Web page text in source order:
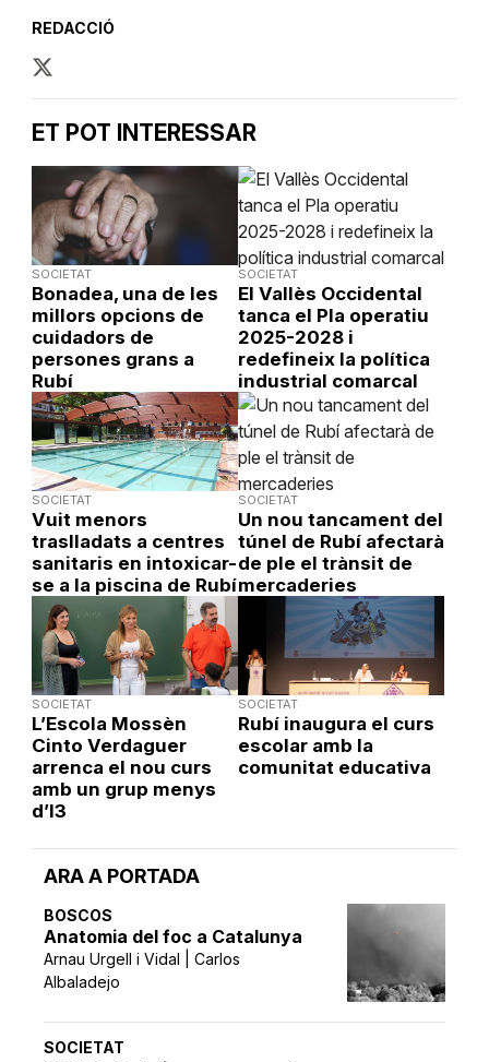
ARA A PORTADA
BOSCOS
Anatomia del foc a Catalunya
Arnau Urgell i Vidal | Carlos
Albaladejo
SOCIETAT
REDACCIÓ
ET POT INTERESSAR
SOCIETAT
Bonadea, una de les
millors opcions de
cuidadors de
persones grans a
Rubí
SOCIETAT
El Vallès Occidental
tanca el Pla operatiu
2025-2028 i
redefineix la política
industrial comarcal
SOCIETAT
Vuit menors
traslladats a centres
sanitaris en intoxicar-
se a la piscina de Rubí
SOCIETAT
Un nou tancament del
túnel de Rubí afectarà
de ple el trànsit de
mercaderies
SOCIETAT
L’Escola Mossèn
Cinto Verdaguer
arrenca el nou curs
amb un grup menys
d’I3
SOCIETAT
Rubí inaugura el curs
escolar amb la
comunitat educativa